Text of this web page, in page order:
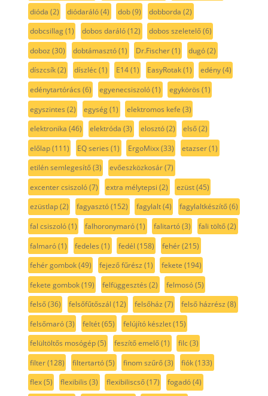
dióda (2) diódaráló(4) dob(9) dobborda (2)
dobcsillag(1) dobos daráló(12) dobos szeletelő(6)
doboz (30) dobtámasztó(1) Dr.Fischer(1) dugó(2)
díszcsík(2) díszléc(1) E14(1) EasyRotak(1) edény(4)
edénytartórács (6) egyenecsiszoló(1) egykörös (1)
egyszintes (2) egység(1) elektromos kefe (3)
elektronika (46) elektróda (3) elosztó(2) első(2)
előlap(111) EQ series (1) ErgoMixx(33) etazser(1)
etilén semlegesítő(3) evőeszközkosár(7)
excenter csiszoló(7) extra mélytepsi (2) ezüst(45)
ezüstlap(2) fagyasztó(152) fagylalt(4) fagylaltkészítő(6)
fal csiszoló(1) falhoronymaró(1) falitartó(3) fali töltő(2)
falmaró(1) fedeles (1) fedél (158) fehér(215)
fehér gombok(49) fejező fűrész (1) fekete (194)
fekete gombok(19) felfüggesztés (2) felmosó(5)
felső(36) felsőfűtőszál (12) felsőház (7) felső házrész (8)
felsőmaró(3) feltét(65) felújító készlet(15)
felültöltős mosógép(5) feszítő emelő(1) filc(3)
filter(128) filtertartó(5) finom szűrő(3) fiók(133)
flex(5) flexibilis (3) flexibiliscső(17) fogadó(4)